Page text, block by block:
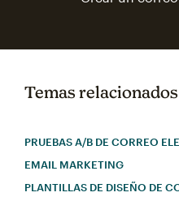
Temas relacionados
PRUEBAS A/B DE CORREO
EMAIL MARKETING
PLANTILLAS DE DISEÑO DE